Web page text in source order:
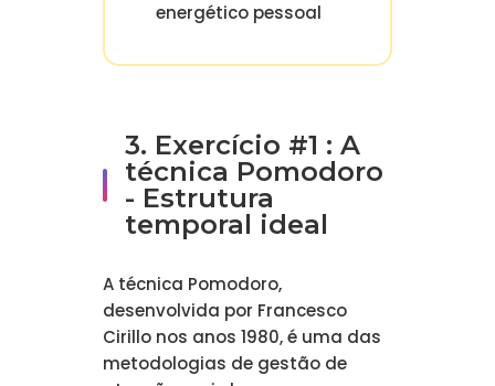
energético pessoal
3. Exercício #1 : A
técnica Pomodoro
- Estrutura
temporal ideal
A técnica Pomodoro,
desenvolvida por Francesco
Cirillo nos anos 1980, é uma das
metodologias de gestão de